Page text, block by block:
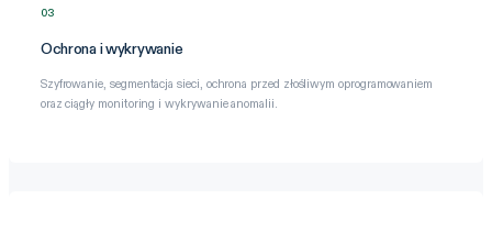
03
Ochrona i wykrywanie
Szyfrowanie, segmentacja sieci, ochrona przed złośliwym oprogramowaniem
oraz ciągły monitoring i wykrywanie anomalii.